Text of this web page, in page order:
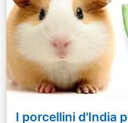
I porcellini d'India